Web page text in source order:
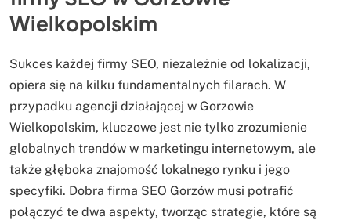
Wielkopolskim
Sukces każdej firmy SEO, niezależnie od lokalizacji,
opiera się na kilku fundamentalnych filarach. W
przypadku agencji działającej w Gorzowie
Wielkopolskim, kluczowe jest nie tylko zrozumienie
globalnych trendów w marketingu internetowym, ale
także głęboka znajomość lokalnego rynku i jego
specyfiki. Dobra firma SEO Gorzów musi potrafić
połączyć te dwa aspekty, tworząc strategie, które są